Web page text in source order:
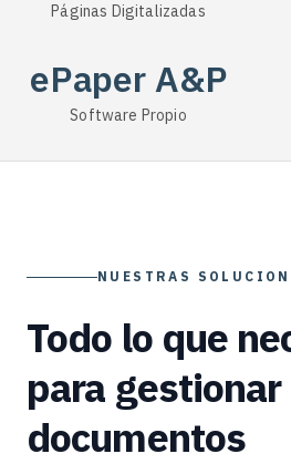
Páginas Digitalizadas
ePaper A&P
Software Propio
NUESTRAS
Todo lo que
para
documentos